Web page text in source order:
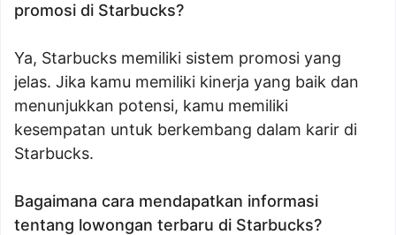
promosi di Starbucks?
Ya, Starbucks memiliki sistem promosi yang
jelas. Jika kamu memiliki kinerja yang baik dan
menunjukkan potensi, kamu memiliki
kesempatan untuk berkembang dalam karir di
Starbucks.
Bagaimana cara mendapatkan informasi
tentang lowongan terbaru di Starbucks?